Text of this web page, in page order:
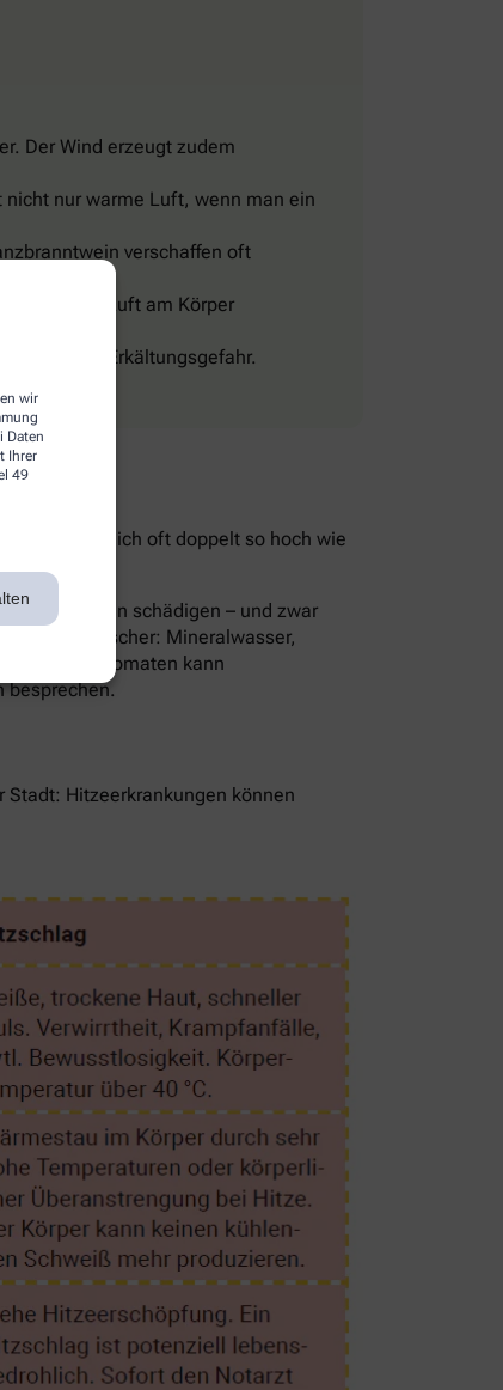
wir
Daten
Ihrer
49
Der Wind erzeugt zudem
nur warme Luft, wenn man ein
verschaffen oft
lässt die Luft am Körper
droht Erkältungsgefahr.
nämlich oft doppelt so hoch wie
die Nieren schädigen – und zwar
Durstlöscher: Mineralwasser,
oder Tomaten kann
besprechen.
Stadt: Hitzeerkrankungen können